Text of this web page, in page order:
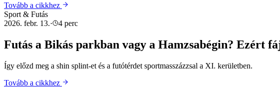
Tovább a cikkhez
Sport & Futás
2026. febr. 13.· 4 perc
Futás a Bikás parkban vagy a Hamzsabégin? Ezért
Így előzd meg a shin splint-et és a futótérdet sportmasszázzsal a XI. kerületben.
Tovább a cikkhez